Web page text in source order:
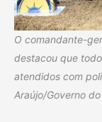
O comandante-
destacou que
atendidos com
Araújo/Governo